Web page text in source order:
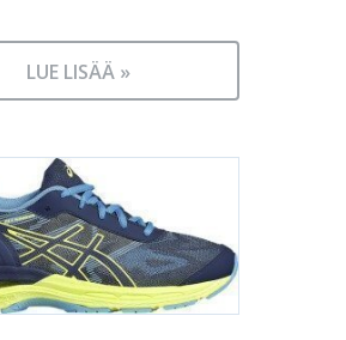
LUE LISÄÄ »